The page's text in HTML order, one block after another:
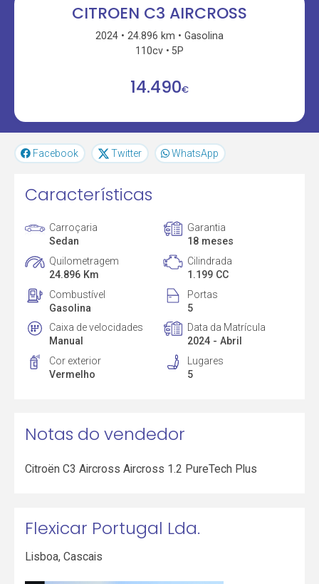
CITROEN C3 AIRCROSS
2024 24.896 km
Gasolina
110cv
5P
14.490€
Facebook Twitter WhatsApp
Características
Carroçaria
Sedan
Garantia
18 meses
Quilometragem
24.896 Km
Cilindrada
1.199 CC
Combustível
Gasolina
Portas
5
Caixa de velocidades
Manual
Data da Matrícula
2024 - Abril
Cor exterior
Vermelho
Lugares
5
Notas do vendedor
Citroën C3 Aircross Aircross 1.2 PureTech Plus
Flexicar Portugal Lda.
Lisboa,Cascais